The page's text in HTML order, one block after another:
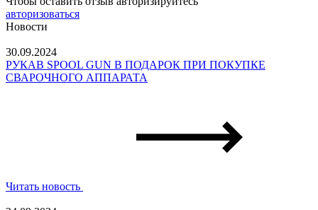
авторизоваться
Новости
30.09.2024
РУКАВ SPOOL GUN В ПОДАРОК ПРИ ПОКУПКЕ
CВАРОЧНОГО АППАРАТА
Читать новость